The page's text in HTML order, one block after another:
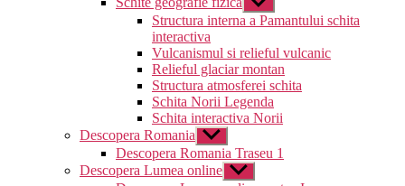
submeniul
Structura interna a Pamantului schita
interactiva
Vulcanismul si relieful vulcanic
Relieful glaciar montan
Structura atmosferei schita
Schita Norii Legenda
Schita interactiva Norii
Descopera Romania Arată
submeniul
Descopera Romania Traseu 1
Descopera Lumea online Arată